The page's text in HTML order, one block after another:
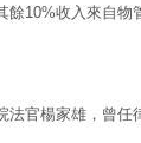
餘10%收入來自物
法官楊家雄，曾任